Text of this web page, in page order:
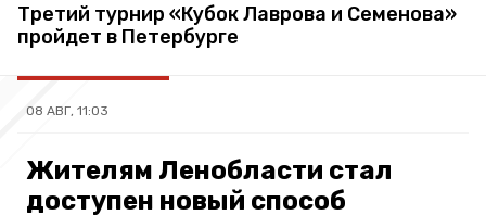
Третий турнир «Кубок Лаврова и Семенова»
пройдет в Петербурге
08 АВГ, 11:03
Жителям Ленобласти стал
доступен новый способ